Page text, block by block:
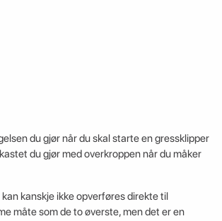
du gjør når du skal starte en gressklipper
du gjør med overkroppen når du måker
kanskje ikke opverføres direkte til
måte som de to øverste, men det er en